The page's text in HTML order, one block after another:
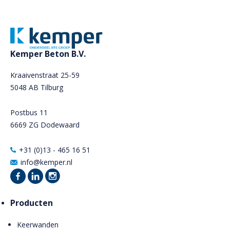
Kemper Beton B.V.
Kraaivenstraat 25-59
5048 AB Tilburg
Postbus 11
6669 ZG Dodewaard
+31 (0)13 - 465 16 51
info@kemper.nl
Producten
Keerwanden